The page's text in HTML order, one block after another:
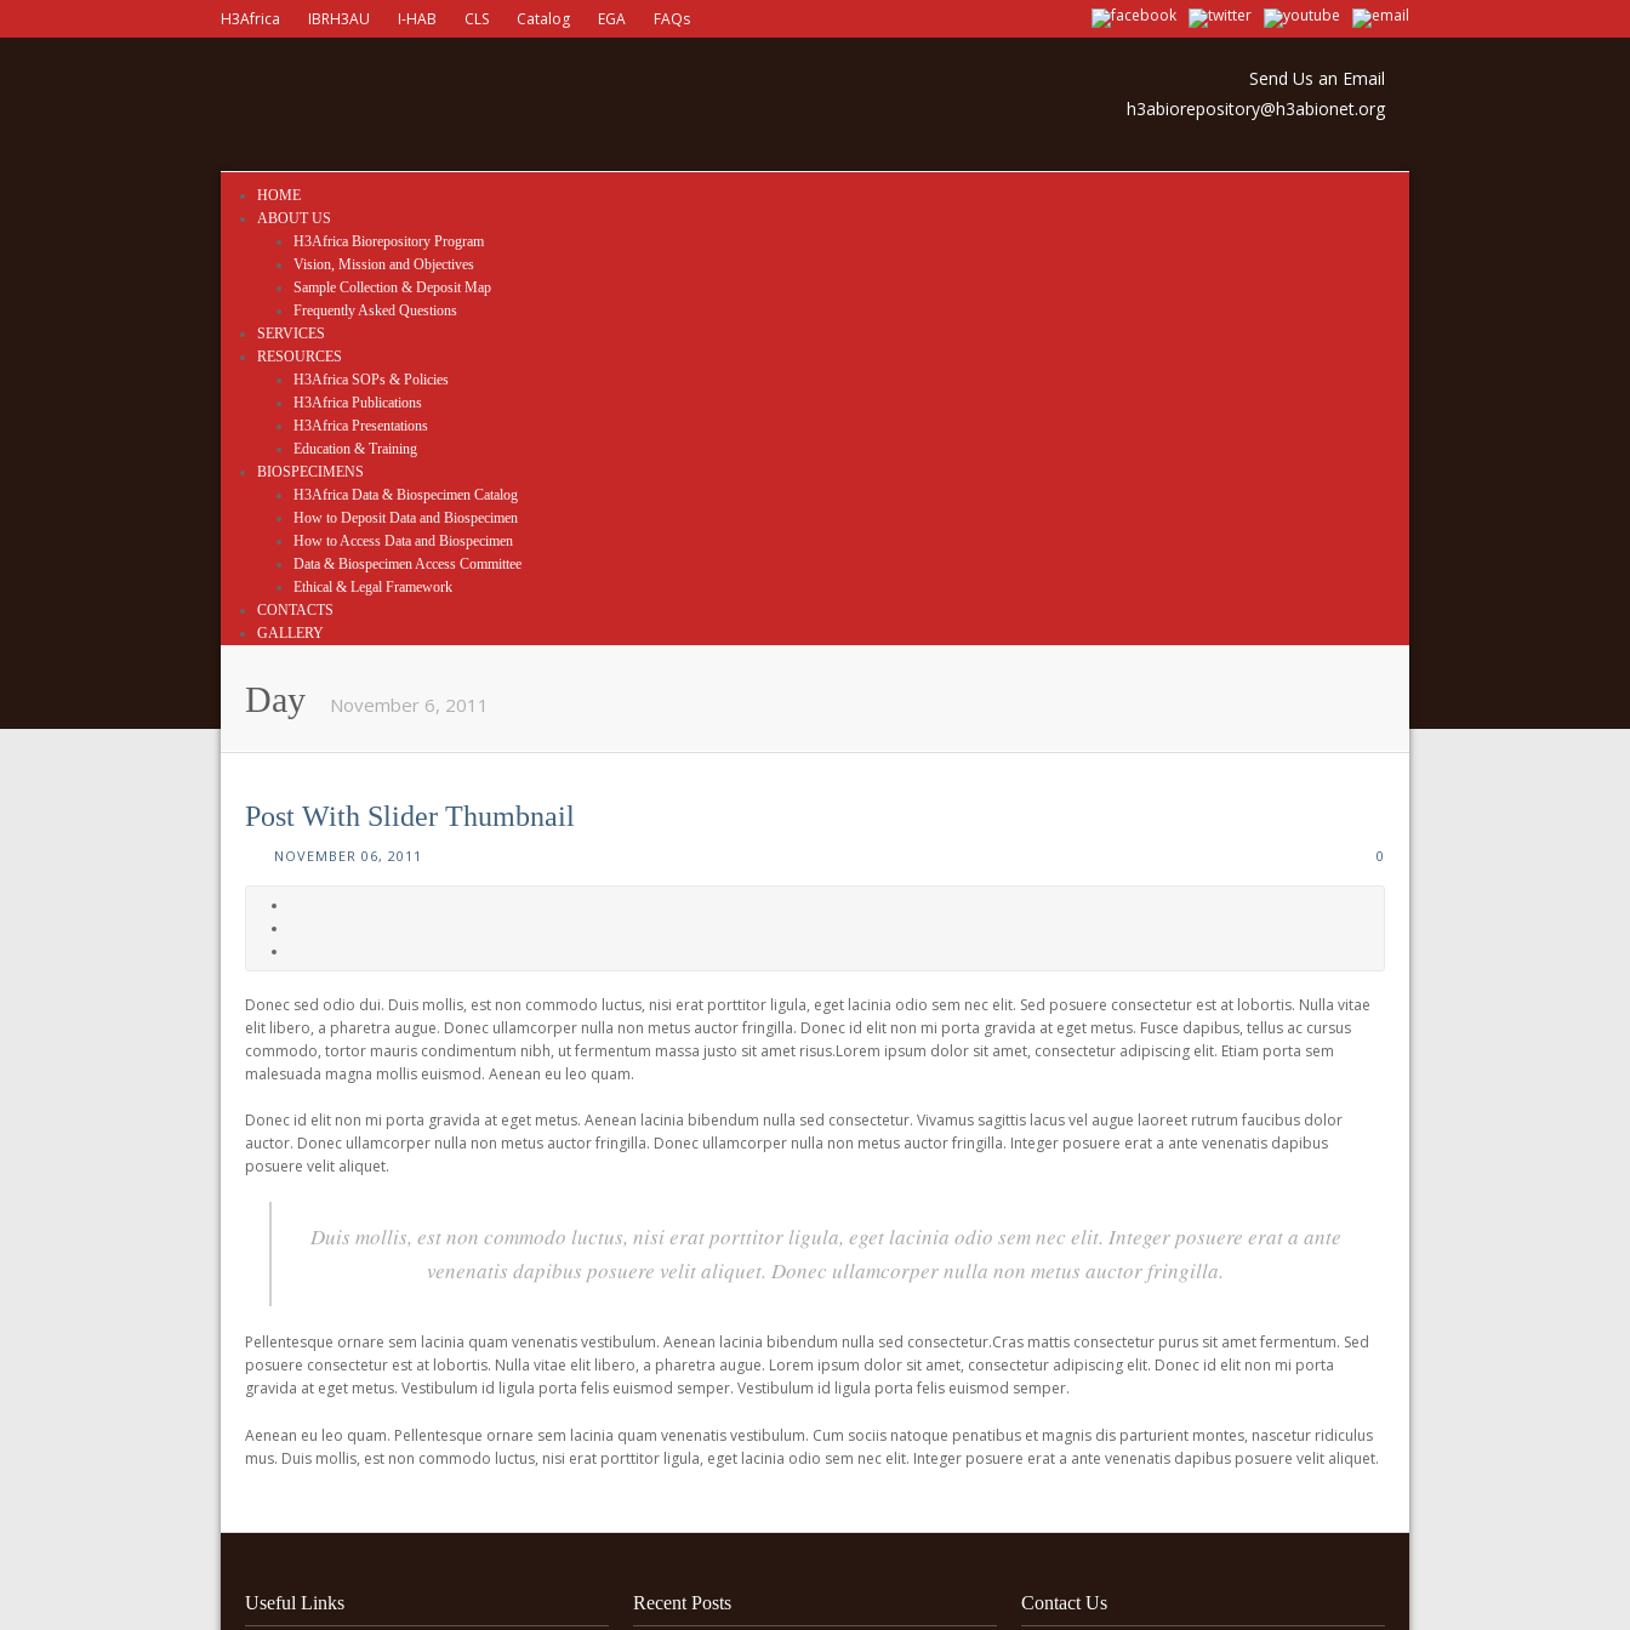
H3Africa IBRH3AU I-HAB CLS Catalog EGA FAQs
Send Us an Email
h3abiorepository@h3abionet.org
HOME
ABOUT US
H3Africa Biorepository Program
Vision, Mission and Objectives
Sample Collection & Deposit Map
Frequently Asked Questions
SERVICES
RESOURCES
H3Africa SOPs & Policies
H3Africa Publications
H3Africa Presentations
Education & Training
BIOSPECIMENS
H3Africa Data & Biospecimen Catalog
How to Deposit Data and Biospecimen
How to Access Data and Biospecimen
Data & Biospecimen Access Committee
Ethical & Legal Framework
CONTACTS
GALLERY
Day November 6, 2011
Post With Slider Thumbnail
NOVEMBER 06, 2011 0
Donec sed odio dui. Duis mollis, est non commodo luctus, nisi erat porttitor ligula, eget lacinia odio sem nec elit. Sed posuere consectetur est at lobortis. Nulla vitae
elit libero, a pharetra augue. Donec ullamcorper nulla non metus auctor fringilla. Donec id elit non mi porta gravida at eget metus. Fusce dapibus, tellus ac cursus
commodo, tortor mauris condimentum nibh, ut fermentum massa justo sit amet risus.Lorem ipsum dolor sit amet, consectetur adipiscing elit. Etiam porta sem
malesuada magna mollis euismod. Aenean eu leo quam.
Donec id elit non mi porta gravida at eget metus. Aenean lacinia bibendum nulla sed consectetur. Vivamus sagittis lacus vel augue laoreet rutrum faucibus dolor
auctor. Donec ullamcorper nulla non metus auctor fringilla. Donec ullamcorper nulla non metus auctor fringilla. Integer posuere erat a ante venenatis dapibus
posuere velit aliquet.
Duis mollis, est non commodo luctus, nisi erat porttitor ligula, eget lacinia odio sem nec elit. Integer posuere erat a ante
venenatis dapibus posuere velit aliquet. Donec ullamcorper nulla non metus auctor fringilla.
Pellentesque ornare sem lacinia quam venenatis vestibulum. Aenean lacinia bibendum nulla sed consectetur.Cras mattis consectetur purus sit amet fermentum. Sed
posuere consectetur est at lobortis. Nulla vitae elit libero, a pharetra augue. Lorem ipsum dolor sit amet, consectetur adipiscing elit. Donec id elit non mi porta
gravida at eget metus. Vestibulum id ligula porta felis euismod semper. Vestibulum id ligula porta felis euismod semper.
Aenean eu leo quam. Pellentesque ornare sem lacinia quam venenatis vestibulum. Cum sociis natoque penatibus et magnis dis parturient montes, nascetur ridiculus
mus. Duis mollis, est non commodo luctus, nisi erat porttitor ligula, eget lacinia odio sem nec elit. Integer posuere erat a ante venenatis dapibus posuere velit aliquet.
Useful Links Recent Posts Contact Us